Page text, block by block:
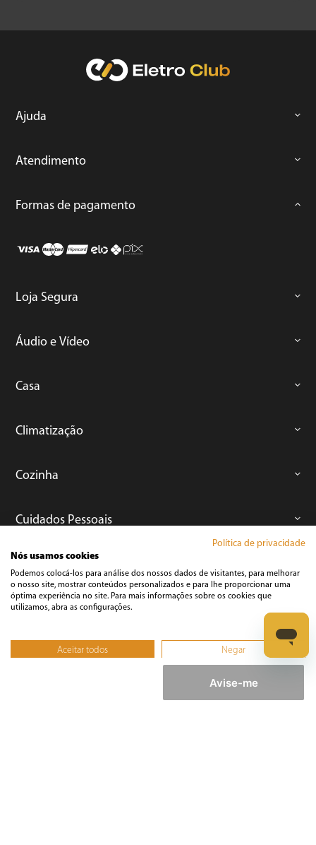
Avise-me
Ajuda
Atendimento
Formas de pagamento
Loja Segura
Áudio e Vídeo
Casa
Climatização
Cozinha
Cuidados Pessoais
Ferramentas
Esmerilhadeira
Furadeira
Política de privacidade
Nós usamos cookies
Podemos colocá-los para análise dos nossos dados de visitantes, para melhorar
o nosso site, mostrar conteúdos personalizados e para lhe proporcionar uma
óptima experiência no site. Para mais informações sobre os cookies que
utilizamos, abra as configurações.
Aceitar todos Negar